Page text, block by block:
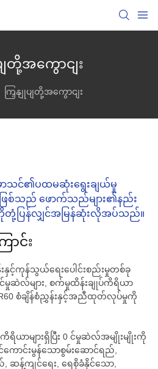
ျတို့အကွောငျး
ကြှနျုပျတို့အကွောငျး
သင်၏ပထမဆုံးရွေးချယ်မှု
ဖြစ်သည် ဖောက်သည်များ၏နည်း
တုံ့ပြန်လျှင်အမြန်ဆုံးလိုအပ်သည်။
ာင်း
နှင့်ကုန်သွယ်ရေးပေါင်းစည်းမှုတစ်ခု
မှုဆဲလ်များ, စက်မှုထိန်းချုပ်ကိရိယာ
R60 စံချိန်စံညွှန်းနှင့်အညီထုတ်လုပ်မှုကို
ယာများရှိပြီး 0 င်မှုဆဲလ်အမျိုးမျိုးကို
းမွန်သောစွမ်းဆောင်ရည်,
ဆန့်ကျင်ရေး, ရေစိုခံနိုင်သော,